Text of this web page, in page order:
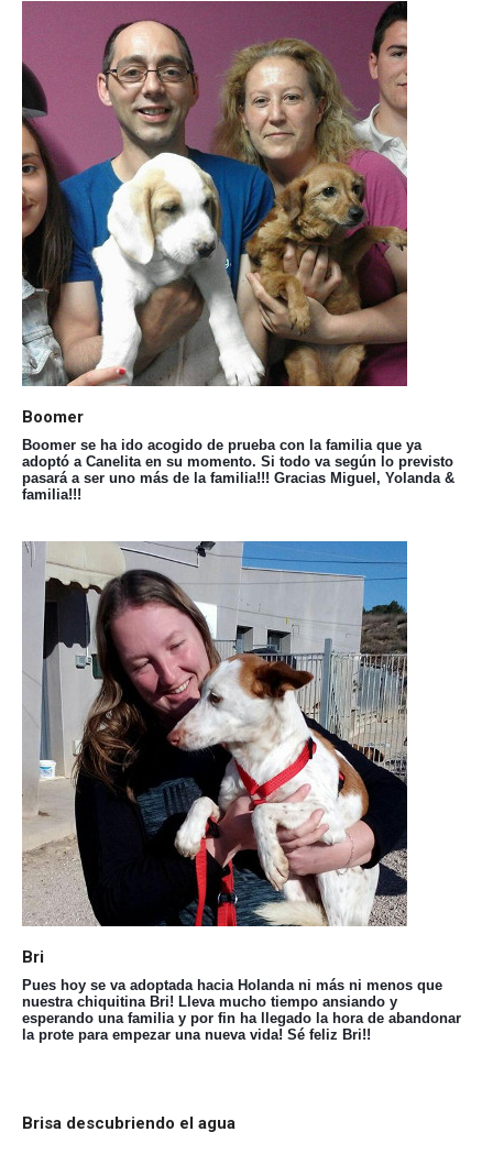
Boomer
Boomer se ha ido acogido de prueba con la familia que ya
adoptó a Canelita en su momento. Si todo va según lo previsto
pasará a ser uno más de la familia!!! Gracias Miguel, Yolanda &
familia!!!
Bri
Pues hoy se va adoptada hacia Holanda ni más ni menos que
nuestra chiquitina Bri! Lleva mucho tiempo ansiando y
esperando una familia y por fin ha llegado la hora de abandonar
la prote para empezar una nueva vida! Sé feliz Bri!!
Brisa descubriendo el agua